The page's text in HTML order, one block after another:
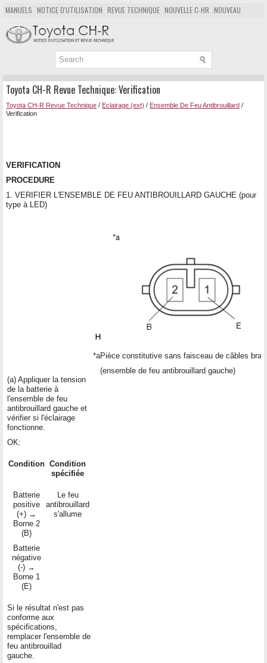
MANUELS NOTICE D'UTILISATION REVUE TECHNIQUE NOUVELLE C-HR NOUVEAU
POPULAIRE
PLAN DU SITE CHERCHER
Toyota CH-R Revue Technique: Verification
Toyota CH-R Revue Technique / Eclairage (ext) / Ensemble De Feu Antibrouillard /
Verification
VERIFICATION
PROCEDURE
1. VERIFIER L'ENSEMBLE DE FEU ANTIBROUILLARD GAUCHE (pour
type à LED)
(a) Appliquer la tension
de la batterie à
l'ensemble de feu
antibrouillard gauche et
vérifier si l'éclairage
fonctionne.
OK:
Condition Condition
spécifiée
Batterie
positive
(+) →
Borne 2
(B)
Batterie
négative
(-) →
Borne 1
(E)
Le feu
antibrouillard
s'allume
Si le résultat n'est pas
conforme aux
spécifications,
remplacer l'ensemble de
feu antibrouillad
gauche.
*aPièce constitutive sans faisceau de câbles
(ensemble de feu antibrouillard gauche)